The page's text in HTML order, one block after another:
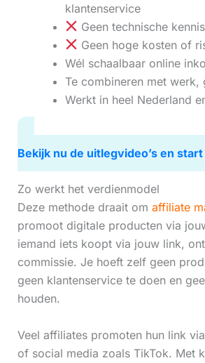
klantenservice
Geen technische
Geen hoge kosten of
Wél schaalbaar online
Te combineren met werk,
Werkt in heel Nederland
Bekijk nu de uitlegvideo’s en
Zo werkt het verdienmodel
Deze methode draait om affiliate
promoot digitale producten via
iemand iets koopt via jouw link,
commissie. Je hoeft zelf geen
geen klantenservice te doen en
houden.
Veel affiliates promoten hun link
of social media zoals TikTok. Met